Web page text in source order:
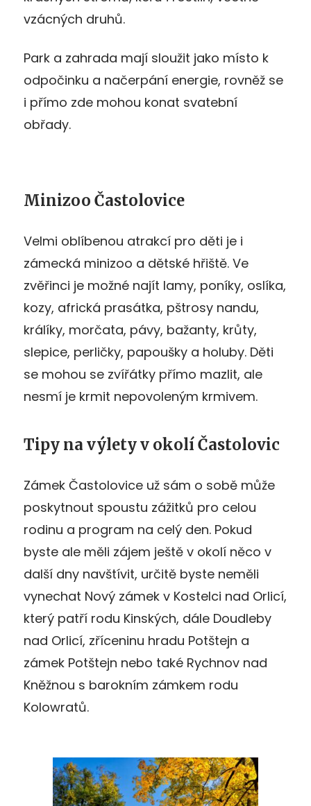
vzácných druhů.
Park a zahrada mají sloužit jako místo k
odpočinku a načerpání energie, rovněž se
i přímo zde mohou konat svatební
obřady.
Minizoo Častolovice
Velmi oblíbenou atrakcí pro děti je i
zámecká minizoo a dětské hřiště. Ve
zvěřinci je možné najít lamy, poníky, oslíka,
kozy, africká prasátka, pštrosy nandu,
králíky, morčata, pávy, bažanty, krůty,
slepice, perličky, papoušky a holuby. Děti
se mohou se zvířátky přímo mazlit, ale
nesmí je krmit nepovoleným krmivem.
Tipy na výlety v okolí Častolovic
Zámek Častolovice už sám o sobě může
poskytnout spoustu zážitků pro celou
rodinu a program na celý den. Pokud
byste ale měli zájem ještě v okolí něco v
další dny navštívit, určitě byste neměli
vynechat Nový zámek v Kostelci nad Orlicí,
který patří rodu Kinských, dále Doudleby
nad Orlicí, zříceninu hradu Potštejn a
zámek Potštejn nebo také Rychnov nad
Kněžnou s barokním zámkem rodu
Kolowratů.